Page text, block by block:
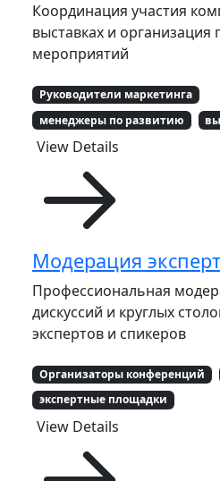
Координация участия
выставках и
мероприятий
Руководители маркетинга
менеджеры по развитию
View Details
Модерация
Профессиональная
дискуссий и круглых
экспертов и спикеров
Организаторы конференций
экспертные площадки
View Details